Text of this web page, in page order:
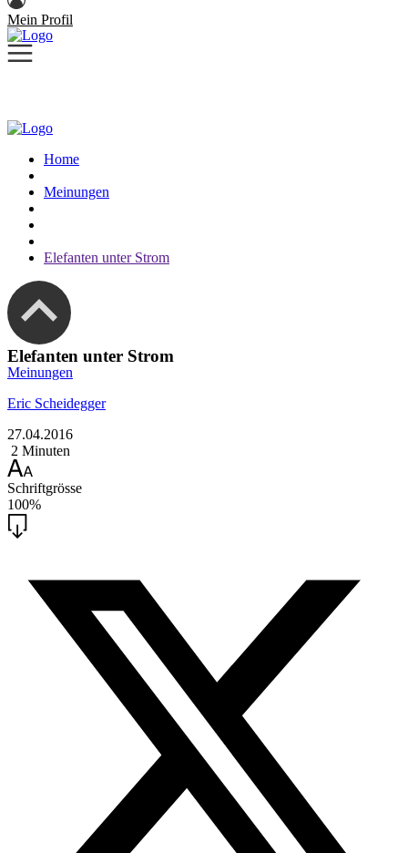
Mein Profil
Home
Meinungen
Elefanten unter Strom
Elefanten unter Strom
Meinungen
Eric Scheidegger
27.04.2016
2 Minuten
Schriftgrösse
100%